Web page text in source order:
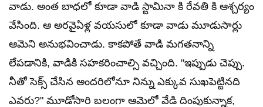
వాడు. అంత బాధలో కూడా వాడి స్టామినా కి రేవతి కి ఆశ్చర్యం
వేసింది. ఆ అరవైఏళ్ల వయసులో కూడా వాడు మూడుసార్లు
ఆమెని అనుభవించాడు. కాకపోతే వాడి మగతనాన్ని
లేపడానికి, వాడికి సహకరించాల్సి వచ్చింది. "ఇప్పుడు చెప్పు.
నీతో సెక్స్ చేసిన అందరిలోనూ నిన్ను ఎక్కువ సుఖపెట్టినది
ఎవరు?" మూడోసారి బలంగా ఆమెలో వేడి దింపుకున్నాక,